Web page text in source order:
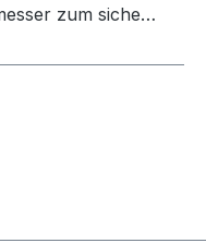
zum siche…